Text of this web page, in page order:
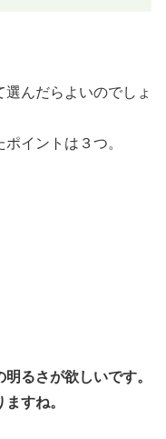
んだらよいのでしょ
イントは３つ。
るさが欲しいです。
すね。